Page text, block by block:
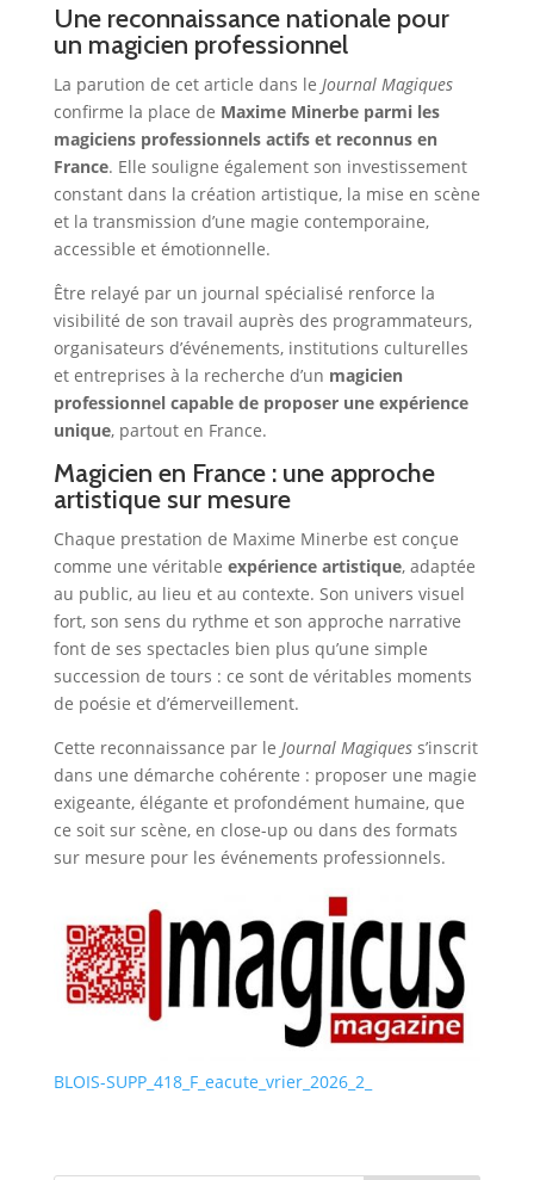
Une reconnaissance nationale pour
un magicien professionnel
La parution de cet article dans le Journal Magiques
confirme la place de Maxime Minerbe parmi les
magiciens professionnels actifs et reconnus en
France. Elle souligne également son investissement
constant dans la création artistique, la mise en scène
et la transmission d’une magie contemporaine,
accessible et émotionnelle.
Être relayé par un journal spécialisé renforce la
visibilité de son travail auprès des programmateurs,
organisateurs d’événements, institutions culturelles
et entreprises à la recherche d’un magicien
professionnel capable de proposer une expérience
unique, partout en France.
Magicien en France : une approche
artistique sur mesure
Chaque prestation de Maxime Minerbe est conçue
comme une véritable expérience artistique, adaptée
au public, au lieu et au contexte. Son univers visuel
fort, son sens du rythme et son approche narrative
font de ses spectacles bien plus qu’une simple
succession de tours : ce sont de véritables moments
de poésie et d’émerveillement.
Cette reconnaissance par le Journal Magiquess’inscrit
dans une démarche cohérente : proposer une magie
exigeante, élégante et profondément humaine, que
ce soit sur scène, en close-up ou dans des formats
sur mesure pour les événements professionnels.
BLOIS-SUPP_418_F_eacute_vrier_2026_2_